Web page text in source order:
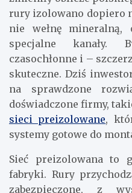
rury izolowano dopiero
nie wełnę mineralną,
specjalne kanały.
czasochłonne i –
skuteczne. Dziś
na sprawdzone
doświadczone firmy,
sieci preizolowane,
systemy gotowe do
Sieć preizolowana to
fabryki. Rury
zabezpieczone, z